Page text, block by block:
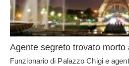
Agente segreto trovato morto
Funzionario di Palazzo Chigi e